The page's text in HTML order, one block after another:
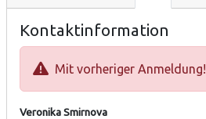
Kontaktinformation
Mit vorheriger Anmeldung!
Veronika Smirnova